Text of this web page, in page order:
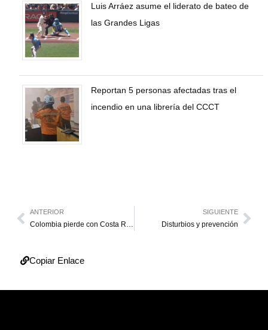
Luis Arráez asume el liderato de bateo de
las Grandes Ligas
Reportan 5 personas afectadas tras el
incendio en una librería del CCCT
ANTERIOR
Colombia pierde con Costa Rica y cae segundo
SIGUIENTE
Disturbios y prevención
Copiar Enlace